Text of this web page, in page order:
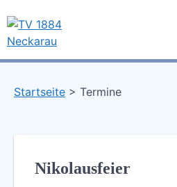
to
content
TV 1884 Neckarau
Startseite
Termine
Nikolausfeier